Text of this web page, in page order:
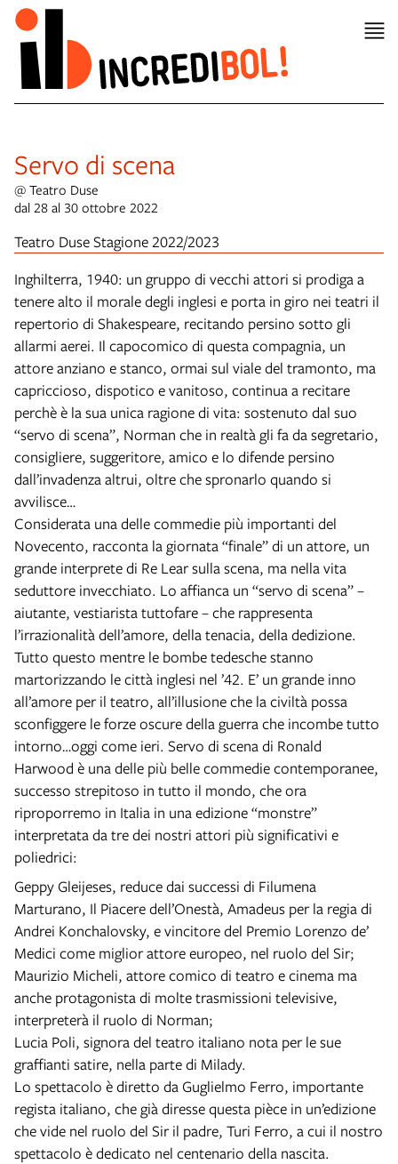
Servo di scena
@ Teatro Duse
dal 28 al 30 ottobre 2022
Teatro Duse Stagione 2022/2023
Inghilterra, 1940: un gruppo di vecchi attori si prodiga a
tenere alto il morale degli inglesi e porta in giro nei teatri il
repertorio di Shakespeare, recitando persino sotto gli
allarmi aerei. Il capocomico di questa compagnia, un
attore anziano e stanco, ormai sul viale del tramonto, ma
capriccioso, dispotico e vanitoso, continua a recitare
perchè è la sua unica ragione di vita: sostenuto dal suo
“servo di scena”, Norman che in realtà gli fa da segretario,
consigliere, suggeritore, amico e lo difende persino
dall’invadenza altrui, oltre che spronarlo quando si
avvilisce…
Considerata una delle commedie più importanti del
Novecento, racconta la giornata “finale” di un attore, un
grande interprete di Re Lear sulla scena, ma nella vita
seduttore invecchiato. Lo affianca un “servo di scena” –
aiutante, vestiarista tuttofare – che rappresenta
l’irrazionalità dell’amore, della tenacia, della dedizione.
Tutto questo mentre le bombe tedesche stanno
martorizzando le città inglesi nel ’42. E’ un grande inno
all’amore per il teatro, all’illusione che la civiltà possa
sconfiggere le forze oscure della guerra che incombe tutto
intorno…oggi come ieri. Servo di scena di Ronald
Harwood è una delle più belle commedie contemporanee,
successo strepitoso in tutto il mondo, che ora
riproporremo in Italia in una edizione “monstre”
interpretata da tre dei nostri attori più significativi e
poliedrici:
Geppy Gleijeses, reduce dai successi di Filumena
Marturano, Il Piacere dell’Onestà, Amadeus per la regia di
Andrei Konchalovsky, e vincitore del Premio Lorenzo de’
Medici come miglior attore europeo, nel ruolo del Sir;
Maurizio Micheli, attore comico di teatro e cinema ma
anche protagonista di molte trasmissioni televisive,
interpreterà il ruolo di Norman;
Lucia Poli, signora del teatro italiano nota per le sue
graffianti satire, nella parte di Milady.
Lo spettacolo è diretto da Guglielmo Ferro, importante
regista italiano, che già diresse questa pièce in un’edizione
che vide nel ruolo del Sir il padre, Turi Ferro, a cui il nostro
spettacolo è dedicato nel centenario della nascita.